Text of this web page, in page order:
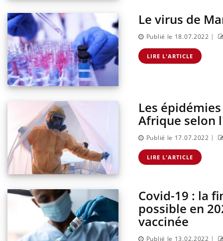
Le virus de
Publié le 18.07.2022 |
LIRE L'ARTICLE
Les
Afrique selon
Publié le 17.07.2022 |
LIRE L'ARTICLE
Covid-19 : la
possible en
vaccinée
Publié le 13.02.2022 |